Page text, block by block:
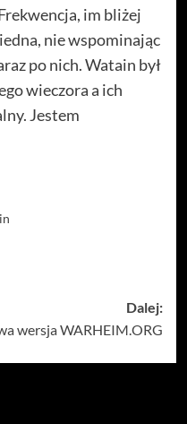
im bliżej
nie wspominając
po nich. Watain był
wieczora a ich
Jestem
Dalej:
wersja WARHEIM.ORG